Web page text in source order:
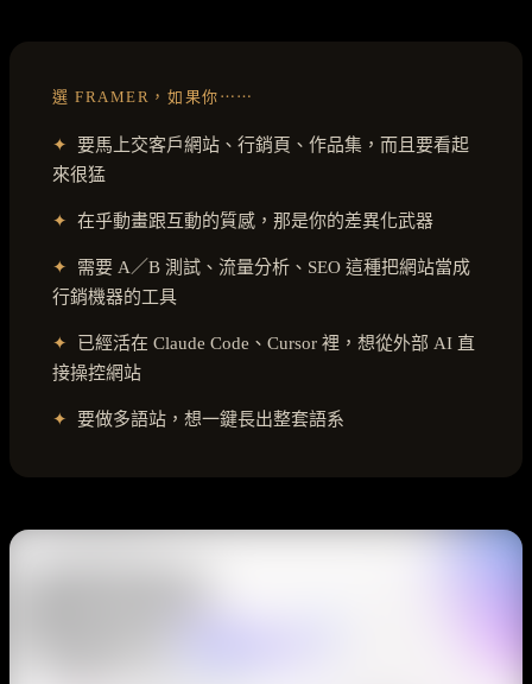
選 FRAMER，如果你⋯⋯
✦
要馬上交客戶網站、行銷頁、作品集，而且要看起
來很猛
✦ 在乎動畫跟互動的質感，那是你的差異化武器
✦
需要 A／B 測試、流量分析、SEO 這種把網站當成
行銷機器的工具
✦
已經活在 Claude Code、Cursor 裡，想從外部 AI 直
接操控網站
✦ 要做多語站，想一鍵長出整套語系